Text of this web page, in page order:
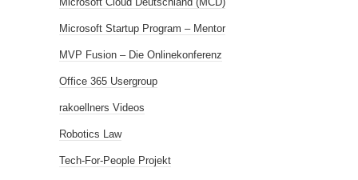
Microsoft Startup Program – Mentor
MVP Fusion – Die Onlinekonferenz
Office 365 Usergroup
rakoellners Videos
Robotics Law
Tech-For-People Projekt